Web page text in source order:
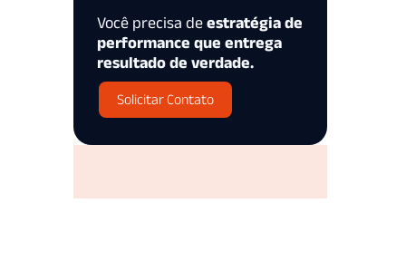
Você precisa de estratégia de
performance que entrega
resultado de verdade.
Solicitar Contato